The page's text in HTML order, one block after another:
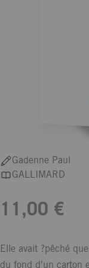
Gadenne Paul
GALLIMARD
11,00 €
Elle avait ?pêché
du fond d'un carton